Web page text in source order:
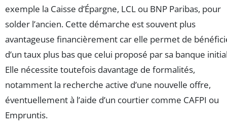
exemple la Caisse d’Épargne, LCL ou BNP Paribas, pour
solder l’ancien. Cette démarche est souvent plus
avantageuse financièrement car elle permet de
d’un taux plus bas que celui proposé par sa banque
Elle nécessite toutefois davantage de formalités,
notamment la recherche active d’une nouvelle offre,
éventuellement à l’aide d’un courtier comme CAFPI ou
Empruntis.